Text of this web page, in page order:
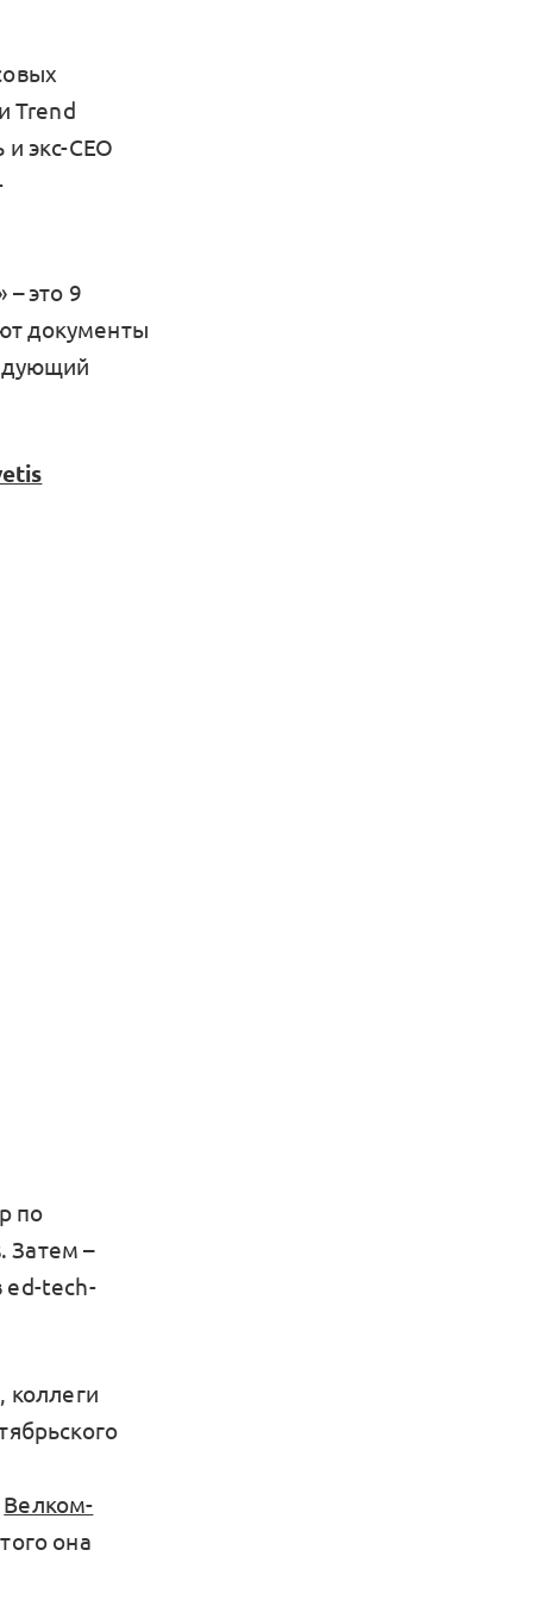
Trend
экс-CEO
– это 9
документы
по
Затем –
ed-tech-
коллеги
Велком-
она